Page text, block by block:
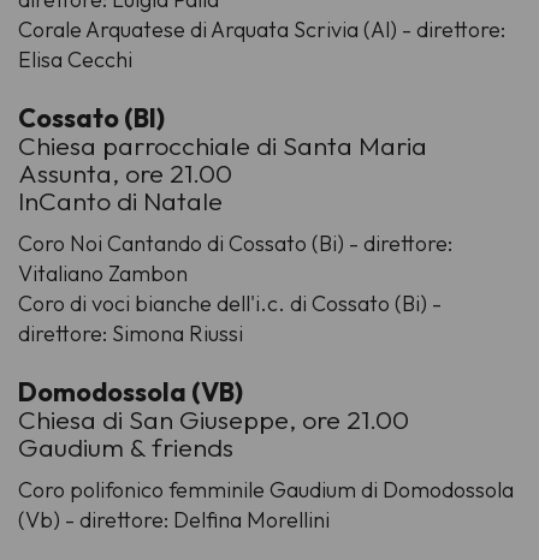
Corale Arquatese di Arquata Scrivia (Al) - direttore:
Elisa Cecchi
Cossato (BI)
Chiesa parrocchiale di Santa Maria
Assunta, ore 21.00
InCanto di Natale
Coro Noi Cantando di Cossato (Bi) - direttore:
Vitaliano Zambon
Coro di voci bianche dell'i.c. di Cossato (Bi) -
direttore: Simona Riussi
Domodossola (VB)
Chiesa di San Giuseppe, ore 21.00
Gaudium & friends
Coro polifonico femminile Gaudium di Domodossola
(Vb) - direttore: Delfina Morellini